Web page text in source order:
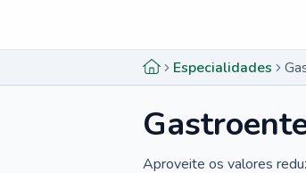
Especialidades
Aproveite os valores